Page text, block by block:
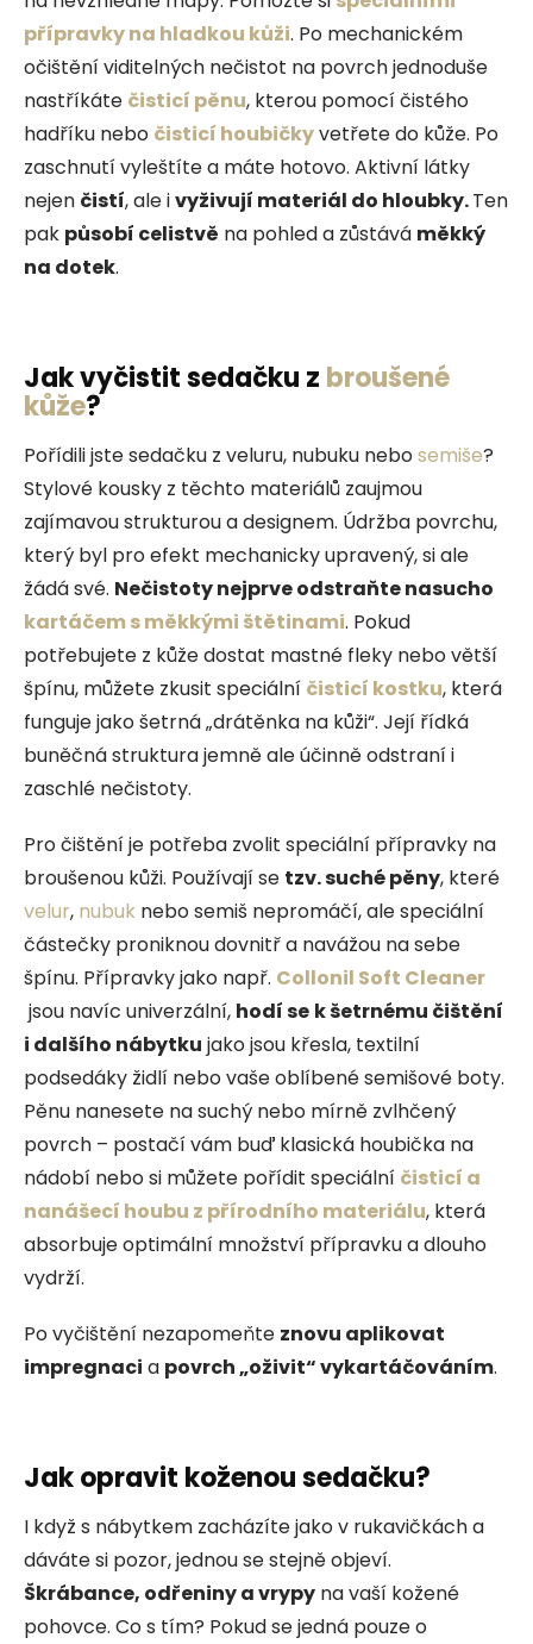
přípravky na hladkou kůži. Po mechanickém
očištění viditelných nečistot na povrch jednoduše
nastříkáte čisticí pěnu, kterou pomocí čistého
hadříku nebo čisticí houbičkyvetřete do kůže. Po
zaschnutí vyleštíte a máte hotovo. Aktivní látky
nejen čistí, ale ivyživují materiál do hloubky.Ten
pak působí celistvě na pohled a zůstává měkký
na dotek.
Jak vyčistit sedačku z broušené
kůže?
Pořídili jste sedačku z veluru, nubuku nebosemiše?
Stylové kousky z těchto materiálů zaujmou
zajímavou strukturou a designem. Údržba povrchu,
který byl pro efekt mechanicky upravený, si ale
žádá své. Nečistoty nejprve odstraňte nasucho
kartáčem s měkkými štětinami. Pokud
potřebujete z kůže dostat mastné fleky nebo větší
špínu, můžete zkusit speciální čisticí kostku, která
funguje jako šetrná „drátěnka na kůži“. Její řídká
buněčná struktura jemně ale účinně odstraní i
zaschlé nečistoty.
Pro čištění je potřeba zvolit speciální přípravky na
broušenou kůži. Používají se tzv. suché pěny, které
velur, nubuk nebo semiš nepromáčí, ale speciální
částečky proniknou dovnitř a navážou na sebe
špínu. Přípravky jako např. Collonil Soft Cleaner
jsou navíc univerzální, hodí se k šetrnému čištění
i dalšího nábytku jako jsou křesla, textilní
podsedáky židlí nebo vaše oblíbené semišové boty.
Pěnu nanesete na suchý nebo mírně zvlhčený
povrch – postačí vám buď klasická houbička na
nádobí nebo si můžete pořídit speciální čisticí a
nanášecí houbu z přírodního materiálu, která
absorbuje optimální množství přípravku a dlouho
vydrží.
Po vyčištění nezapomeňte znovu aplikovat
impregnaci a povrch „oživit“ vykartáčováním.
Jak opravit koženou sedačku?
I když s nábytkem zacházíte jako v rukavičkách a
dáváte si pozor, jednou se stejně objeví.
Škrábance, odřeniny a vrypy na vaší kožené
pohovce. Co s tím? Pokud se jedná pouze o